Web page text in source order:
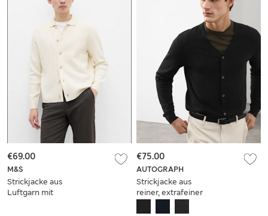
M&S
Strickjacke aus
Luftgarn mit
€69.00
AUTOGRAPH
Strickjacke aus
reiner, extrafeiner
€75.00